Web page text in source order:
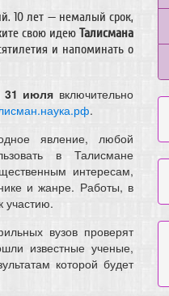
10 лет — немалый срок,
свою идею Талисмана
и напоминать о
31 июля включительно
.
явление, любой
в Талисмане
интересам,
и жанре. Работы, в
участию.
вузов проверят
известные ученые,
которой будет